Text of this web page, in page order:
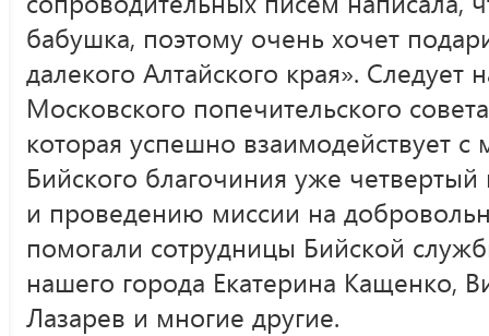
бабушка, поэтому очень хочет
далекого Алтайского края». Следует
Московского попечительского
которая успешно взаимодействует
Бийского благочиния уже
и проведению миссии на
помогали сотрудницы Бийской
нашего города Екатерина Кащенко,
Лазарев и многие другие.